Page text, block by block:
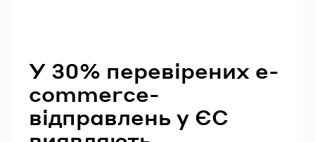
У 30% перевірених e-
commerce-
відправлень у ЄС